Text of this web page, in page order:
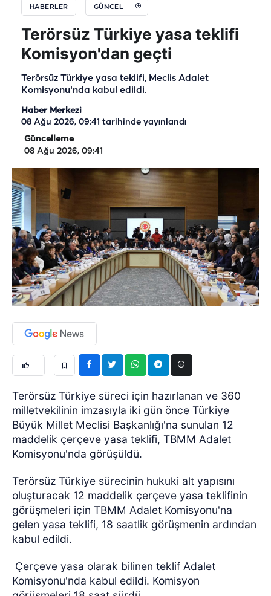
HABERLER GÜNCEL
Terörsüz Türkiye yasa teklifi
Komisyon'dan geçti
Terörsüz Türkiye yasa teklifi, Meclis Adalet
Komisyonu'nda kabul edildi.
Haber Merkezi
08 Ağu 2026, 09:41 tarihinde yayınlandı
Güncelleme
08 Ağu 2026, 09:41
Terörsüz Türkiye süreci için hazırlanan ve 360
milletvekilinin imzasıyla iki gün önce Türkiye
Büyük Millet Meclisi Başkanlığı'na sunulan 12
maddelik çerçeve yasa teklifi, TBMM Adalet
Komisyonu'nda görüşüldü.
Terörsüz Türkiye sürecinin hukuki alt yapısını
oluşturacak 12 maddelik çerçeve yasa teklifinin
görüşmeleri için TBMM Adalet Komisyonu'na
gelen yasa teklifi, 18 saatlik görüşmenin ardından
kabul edildi.
Çerçeve yasa olarak bilinen teklif Adalet
Komisyonu'nda kabul edildi. Komisyon